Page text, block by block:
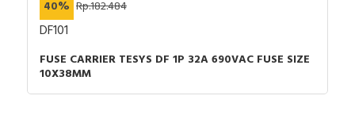
40% Rp.182.484
DF101
FUSE CARRIER TESYS DF 1P 32A 690VAC FUSE SIZE
10X38MM